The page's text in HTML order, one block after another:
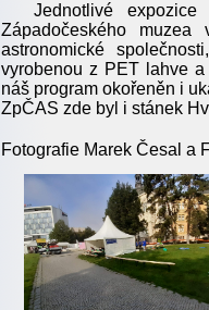
Jednotlivé
Západočeského
astronomické
vyrobenou z PET lahve
náš program okořeněn i
ZpČAS zde byl i stánek
Fotografie Marek Česal a